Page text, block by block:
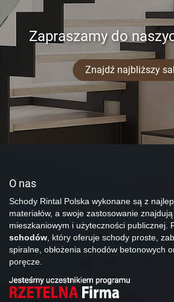
Zapraszamy do
Znajdź najbliższy
O nas
Schody Rintal Polska wykonane są z
materiałów, a swoje zastosowanie
mieszkaniowym i użyteczności publicznej.
schodów, który oferuje schody proste,
spiralne, obłożenia schodów betonowych
poręcze.